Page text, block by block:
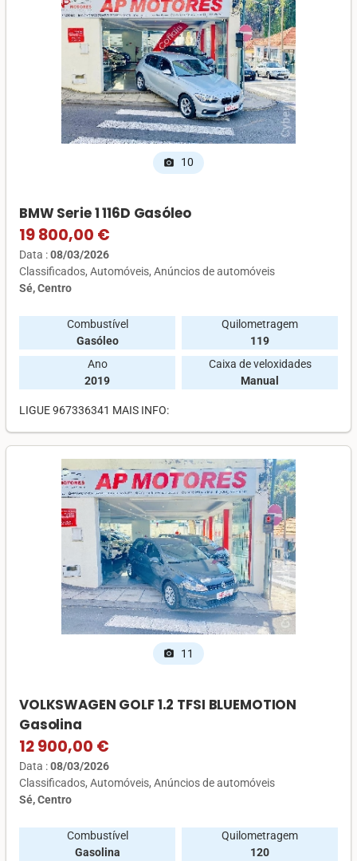
photo_camera 10
BMW Serie 1 116D Gasóleo
19 800,00 €
Data :08/03/2026
Classificados Automóveis Anúncios de automóveis
Sé, Centro
Combustível
Gasóleo
Quilometragem
119
Ano
2019
Caixa de veloxidades
Manual
LIGUE 967336341 MAIS INFO:
photo_camera 11
VOLKSWAGEN GOLF 1.2 TFSI BLUEMOTION
Gasolina
12 900,00 €
Data :08/03/2026
Classificados Automóveis Anúncios de automóveis
Sé, Centro
Combustível
Gasolina
Quilometragem
120